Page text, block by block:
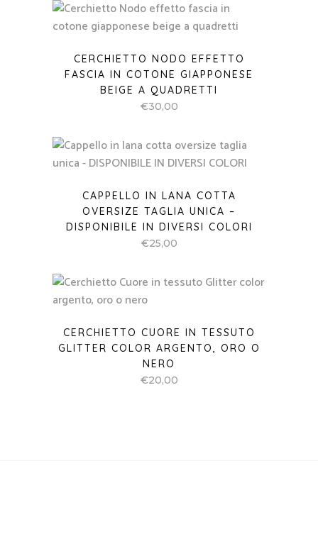
CERCHIETTO NODO EFFETTO
FASCIA IN COTONE GIAPPONESE
BEIGE A QUADRETTI
€30,00
CAPPELLO IN LANA COTTA
OVERSIZE TAGLIA UNICA –
DISPONIBILE IN DIVERSI COLORI
€25,00
CERCHIETTO CUORE IN TESSUTO
GLITTER COLOR ARGENTO, ORO O
NERO
€20,00